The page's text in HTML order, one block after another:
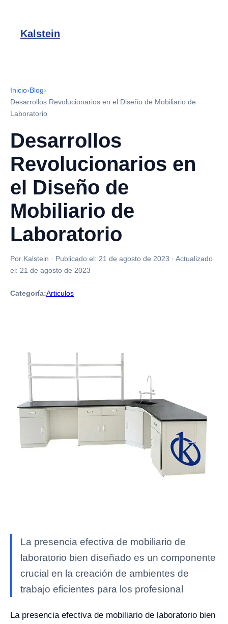
Kalstein
Inicio›Blog›
Desarrollos Revolucionarios en el Diseño de Mobiliario de
Laboratorio
Desarrollos
Revolucionarios en
el Diseño de
Mobiliario de
Laboratorio
Por Kalstein · Publicado el: 21 de agosto de 2023 · Actualizado
el: 21 de agosto de 2023
Categoría:Articulos
La presencia efectiva de mobiliario de
laboratorio bien diseñado es un componente
crucial en la creación de ambientes de
trabajo eficientes para los profesional
La presencia efectiva de mobiliario de laboratorio bien